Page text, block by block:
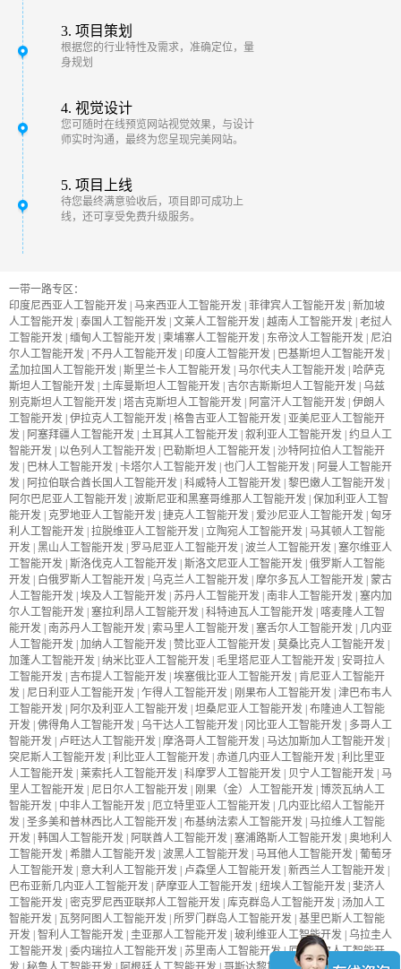
3. 项目策划
根据您的行业特性及需求，准确定位，量
身规划
4. 视觉设计
您可随时在线预览网站视觉效果，与设计
师实时沟通，最终为您呈现完美网站。
5. 项目上线
待您最终满意验收后，项目即可成功上
线，还可享受免费升级服务。
一带一路专区：
印度尼西亚人工智能开发 | 马来西亚人工智能开发 | 菲律宾人工智能开发 | 新加坡
人工智能开发 | 泰国人工智能开发 | 文莱人工智能开发 | 越南人工智能开发 | 老挝人
工智能开发 | 缅甸人工智能开发 | 柬埔寨人工智能开发 | 东帝汶人工智能开发 | 尼泊
尔人工智能开发 | 不丹人工智能开发 | 印度人工智能开发 | 巴基斯坦人工智能开发 |
孟加拉国人工智能开发 | 斯里兰卡人工智能开发 | 马尔代夫人工智能开发 | 哈萨克
斯坦人工智能开发 | 土库曼斯坦人工智能开发 | 吉尔吉斯斯坦人工智能开发 | 乌兹
别克斯坦人工智能开发 | 塔吉克斯坦人工智能开发 | 阿富汗人工智能开发 | 伊朗人
工智能开发 | 伊拉克人工智能开发 | 格鲁吉亚人工智能开发 | 亚美尼亚人工智能开
发 | 阿塞拜疆人工智能开发 | 土耳其人工智能开发 | 叙利亚人工智能开发 | 约旦人工
智能开发 | 以色列人工智能开发 | 巴勒斯坦人工智能开发 | 沙特阿拉伯人工智能开
发 | 巴林人工智能开发 | 卡塔尔人工智能开发 | 也门人工智能开发 | 阿曼人工智能开
发 | 阿拉伯联合酋长国人工智能开发 | 科威特人工智能开发 | 黎巴嫩人工智能开发 |
阿尔巴尼亚人工智能开发 | 波斯尼亚和黑塞哥维那人工智能开发 | 保加利亚人工智
能开发 | 克罗地亚人工智能开发 | 捷克人工智能开发 | 爱沙尼亚人工智能开发 | 匈牙
利人工智能开发 | 拉脱维亚人工智能开发 | 立陶宛人工智能开发 | 马其顿人工智能
开发 | 黑山人工智能开发 | 罗马尼亚人工智能开发 | 波兰人工智能开发 | 塞尔维亚人
工智能开发 | 斯洛伐克人工智能开发 | 斯洛文尼亚人工智能开发 | 俄罗斯人工智能
开发 | 白俄罗斯人工智能开发 | 乌克兰人工智能开发 | 摩尔多瓦人工智能开发 | 蒙古
人工智能开发 | 埃及人工智能开发 | 苏丹人工智能开发 | 南非人工智能开发 | 塞内加
尔人工智能开发 | 塞拉利昂人工智能开发 | 科特迪瓦人工智能开发 | 喀麦隆人工智
能开发 | 南苏丹人工智能开发 | 索马里人工智能开发 | 塞舌尔人工智能开发 | 几内亚
人工智能开发 | 加纳人工智能开发 | 赞比亚人工智能开发 | 莫桑比克人工智能开发 |
加蓬人工智能开发 | 纳米比亚人工智能开发 | 毛里塔尼亚人工智能开发 | 安哥拉人
工智能开发 | 吉布提人工智能开发 | 埃塞俄比亚人工智能开发 | 肯尼亚人工智能开
发 | 尼日利亚人工智能开发 | 乍得人工智能开发 | 刚果布人工智能开发 | 津巴布韦人
工智能开发 | 阿尔及利亚人工智能开发 | 坦桑尼亚人工智能开发 | 布隆迪人工智能
开发 | 佛得角人工智能开发 | 乌干达人工智能开发 | 冈比亚人工智能开发 | 多哥人工
智能开发 | 卢旺达人工智能开发 | 摩洛哥人工智能开发 | 马达加斯加人工智能开发 |
突尼斯人工智能开发 | 利比亚人工智能开发 | 赤道几内亚人工智能开发 | 利比里亚
人工智能开发 | 莱索托人工智能开发 | 科摩罗人工智能开发 | 贝宁人工智能开发 | 马
里人工智能开发 | 尼日尔人工智能开发 | 刚果（金）人工智能开发 | 博茨瓦纳人工
智能开发 | 中非人工智能开发 | 厄立特里亚人工智能开发 | 几内亚比绍人工智能开
发 | 圣多美和普林西比人工智能开发 | 布基纳法索人工智能开发 | 马拉维人工智能
开发 | 韩国人工智能开发 | 阿联酋人工智能开发 | 塞浦路斯人工智能开发 | 奥地利人
工智能开发 | 希腊人工智能开发 | 波黑人工智能开发 | 马耳他人工智能开发 | 葡萄牙
人工智能开发 | 意大利人工智能开发 | 卢森堡人工智能开发 | 新西兰人工智能开发 |
巴布亚新几内亚人工智能开发 | 萨摩亚人工智能开发 | 纽埃人工智能开发 | 斐济人
工智能开发 | 密克罗尼西亚联邦人工智能开发 | 库克群岛人工智能开发 | 汤加人工
智能开发 | 瓦努阿图人工智能开发 | 所罗门群岛人工智能开发 | 基里巴斯人工智能
开发 | 智利人工智能开发 | 圭亚那人工智能开发 | 玻利维亚人工智能开发 | 乌拉圭人
工智能开发 | 委内瑞拉人工智能开发 | 苏里南人工智能开发|厄瓜多尔人工智能开